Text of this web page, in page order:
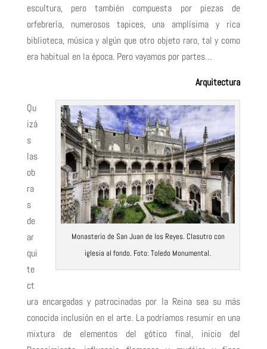
escultura, pero también compuesta por piezas de
orfebrería, numerosos tapices, una amplísima y rica
biblioteca, música y algún que otro objeto raro, tal y como
era habitual en la época. Pero vayamos por partes…
Arquitectura
Monasterio de San Juan de los Reyes. Clasutro con
iglesia al fondo. Foto: Toledo Monumental.
Qu
izá
s
las
ob
ra
s
de
ar
qui
te
ct
ura encargadas y patrocinadas por la Reina sea su más
conocida inclusión en el arte. La podríamos resumir en una
mixtura de elementos del gótico final, inicio del